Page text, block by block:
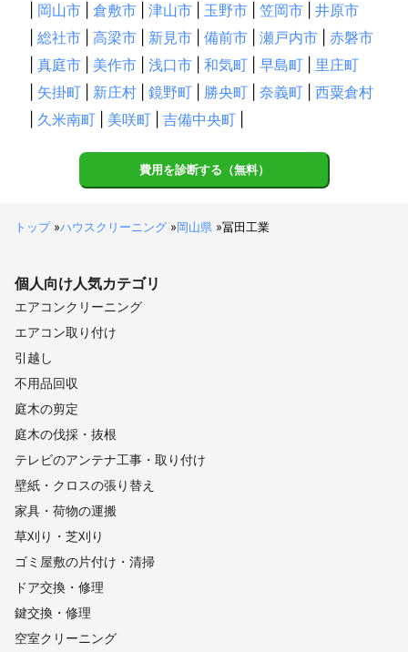
岡山市 倉敷市 津山市 玉野市 笠岡市
井原市
総社市 高梁市 新見市 備前市 瀬戸内市
赤磐市
真庭市 美作市 浅口市 和気町 早島町
里庄町
矢掛町 新庄村 鏡野町 勝央町 奈義町
西粟倉村
久米南町 美咲町 吉備中央町
費用を診断する（無料）
トップ»ハウスクリーニング »岡山県 »冨田工業
個人向け人気カテゴリ
エアコンクリーニング
エアコン取り付け
引越し
不用品回収
庭木の剪定
庭木の伐採・抜根
テレビのアンテナ工事・取り付け
壁紙・クロスの張り替え
家具・荷物の運搬
草刈り・芝刈り
ゴミ屋敷の片付け・清掃
ドア交換・修理
鍵交換・修理
空室クリーニング